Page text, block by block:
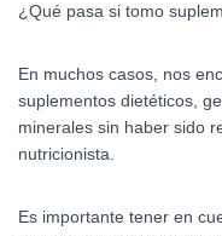
¿Qué pasa si tomo
En muchos casos, nos
suplementos dietéticos,
minerales sin haber sido
nutricionista.
Es importante tener en